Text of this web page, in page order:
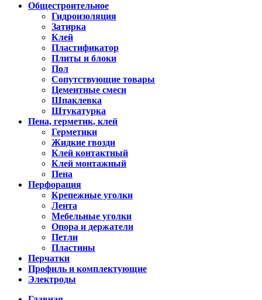
Общестроительное
Гидроизоляция
Затирка
Клей
Пластификатор
Плиты и блоки
Пол
Сопутствующие товары
Цементные смеси
Шпаклевка
Штукатурка
Пена, герметик, клей
Герметики
Жидкие гвозди
Клей контактный
Клей монтажный
Пена
Перфорация
Крепежные уголки
Лента
Мебельные уголки
Опора и держатели
Петли
Пластины
Перчатки
Профиль и комплектующие
Электроды